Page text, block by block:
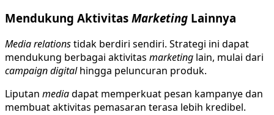
Mendukung Aktivitas Marketing Lainnya
Media relationstidak berdiri sendiri. Strategi ini dapat
mendukung berbagai aktivitas marketing lain, mulai dari
campaign digitalhingga peluncuran produk.
Liputan mediadapat memperkuat pesan kampanye dan
membuat aktivitas pemasaran terasa lebih kredibel.